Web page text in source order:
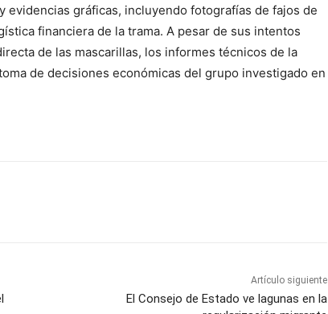
evidencias gráficas, incluyendo fotografías de fajos de
financiera de la trama. A pesar de sus intentos
de las mascarillas, los informes técnicos de la
de decisiones económicas del grupo investigado en
Artículo siguiente
El Consejo de Estado ve lagunas en la